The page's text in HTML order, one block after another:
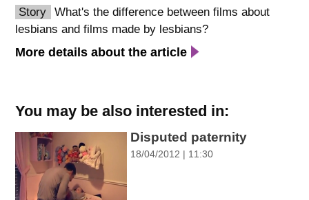
spellcheck
brightness_high
ניגודיות בהירה
brightness_low
ניגודיות כהה
Story
What's the difference between films about
lesbians and films made by lesbians?
More details about the article
You may be also interested in:
Disputed paternity
18/04/2012 | 11:30